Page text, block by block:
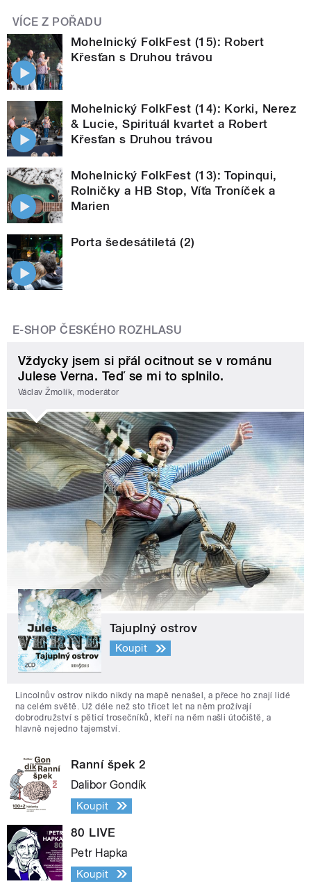
VÍCE Z POŘADU
Mohelnický FolkFest (15): Robert
Křesťan s Druhou trávou
Mohelnický FolkFest (14): Korki, Nerez
& Lucie, Spirituál kvartet a Robert
Křesťan s Druhou trávou
Mohelnický FolkFest (13): Topinqui,
Rolničky a HB Stop, Víťa Troníček a
Marien
Porta šedesátiletá (2)
E-SHOP ČESKÉHO ROZHLASU
Vždycky jsem si přál ocitnout se v románu
Julese Verna. Teď se mi to splnilo.
Václav Žmolík, moderátor
Tajuplný ostrov
Koupit
Lincolnův ostrov nikdo nikdy na mapě nenašel, a přece ho znají lidé
na celém světě. Už déle než sto třicet let na něm prožívají
dobrodružství s pěticí trosečníků, kteří na něm našli útočiště, a
hlavně nejedno tajemství.
Ranní špek 2
Dalibor Gondík
Koupit
80 LIVE
Petr Hapka
Koupit